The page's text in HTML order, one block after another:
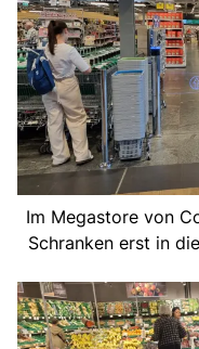
Im Megastore von
Schranken erst in